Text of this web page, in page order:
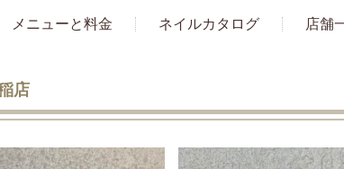
メニューと料金 ネイルカタログ 店舗
店